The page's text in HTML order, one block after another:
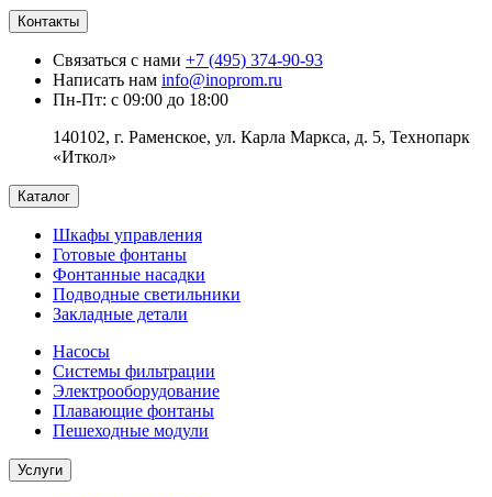
Контакты
Связаться с нами +7 (495) 374-90-93
Написать нам info@inoprom.ru
Пн-Пт: с 09:00 до 18:00
140102, г. Раменское, ул. Карла Маркса, д. 5, Технопарк
«Иткол»
Каталог
Шкафы управления
Готовые фонтаны
Фонтанные насадки
Подводные светильники
Закладные детали
Насосы
Системы фильтрации
Электрооборудование
Плавающие фонтаны
Пешеходные модули
Услуги